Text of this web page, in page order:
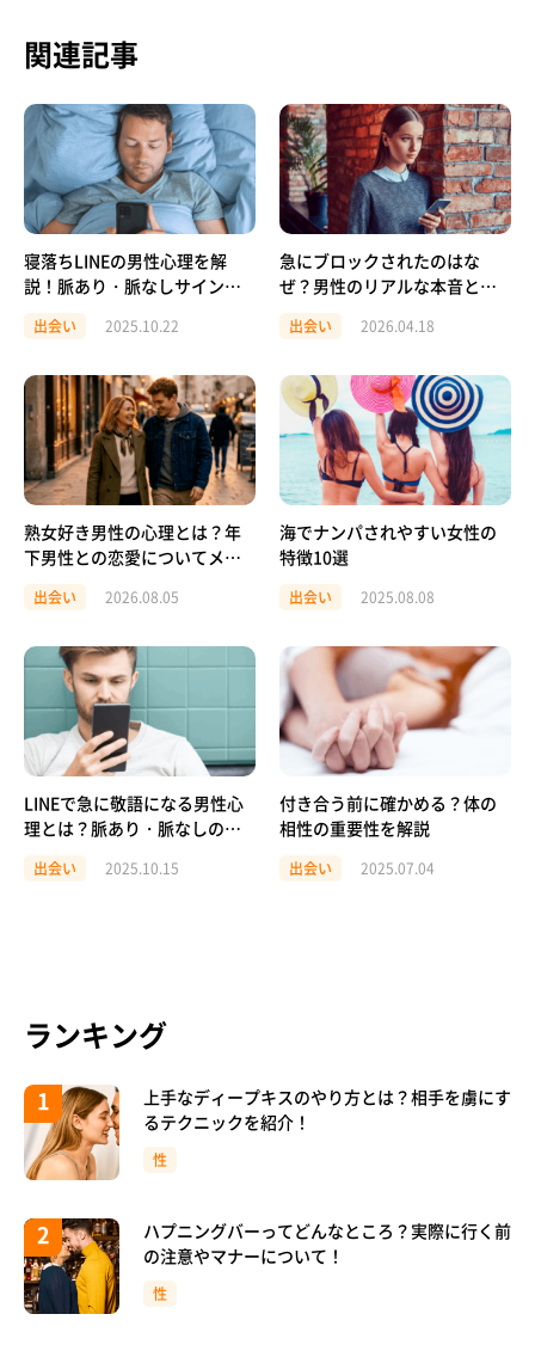
関連記事
寝落ちLINEの男性心理を解
説！脈あり・脈なしサインと
出会い 2025.10.22
急にブロックされたのはな
ぜ？男性のリアルな本音と女
行動とは？
出会い 2026.04.18
熟女好き男性の心理とは？年
下男性との恋愛についてメリ
出会い 2026.08.05
海でナンパされやすい女性の
特徴10選
出会い 2025.08.08
LINEで急に敬語になる男性心
理とは？脈あり・脈なしの見
出会い 2025.10.15
付き合う前に確かめる？体の
相性の重要性を解説
出会い 2025.07.04
ランキング
上手なディープキスのやり方とは？相手を虜にす
るテクニックを紹介！
性
ハプニングバーってどんなところ？実際に行く前
の注意やマナーについて！
性